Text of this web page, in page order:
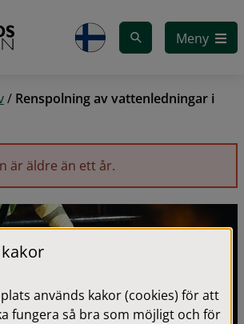
Meny
/ Renspolning av vattenledningar i
är äldre än ett år.
används kakor (cookies) för att
fungera så bra som möjligt och för